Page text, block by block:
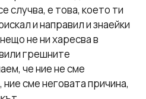
случва, е това, което ти
и направил и знаейки
не ни харесва в
грешните
че ние не сме
сме неговата причина,